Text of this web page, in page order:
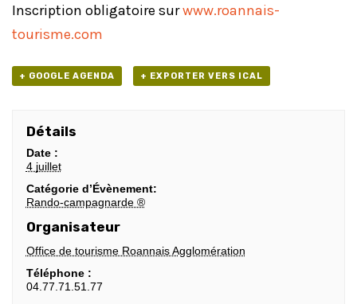
Inscription obligatoire surwww.roannais-
tourisme.com
+ GOOGLE AGENDA + EXPORTER VERS ICAL
Détails
Date :
4 juillet
Catégorie d’Évènement:
Rando-campagnarde ®
Organisateur
Office de tourisme Roannais Agglomération
Téléphone :
04.77.71.51.77